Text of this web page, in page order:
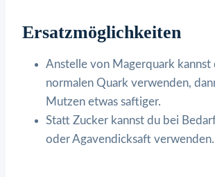
Ersatzmöglichkeiten
Anstelle von Magerquark kannst
normalen Quark verwenden,
Mutzen etwas saftiger.
Statt Zucker kannst du bei
oder Agavendicksaft verwenden.